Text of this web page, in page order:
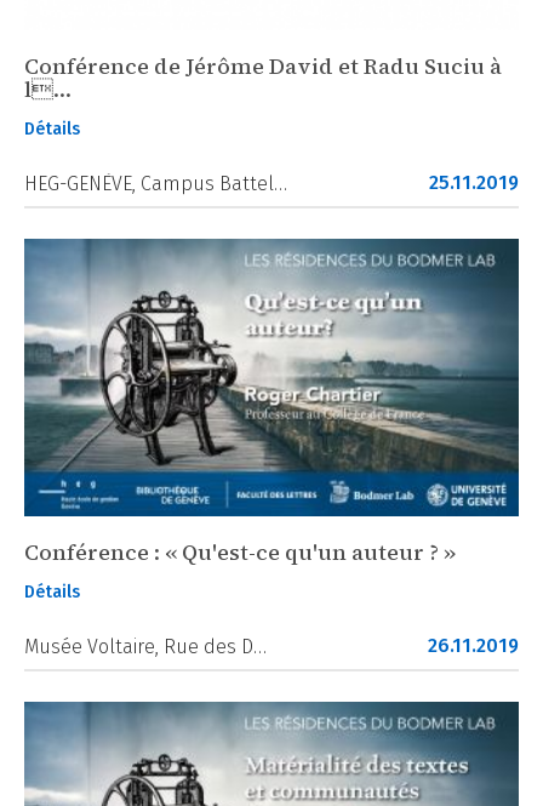
Conférence de Jérôme David et Radu Suciu à
l…
Détails
HEG-GENÈVE, Campus Battel… 25.11.2019
Conférence : « Qu'est-ce qu'un auteur ? »
Détails
Musée Voltaire, Rue des D… 26.11.2019